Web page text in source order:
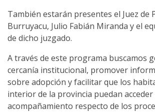
También estarán presentes el Juez de
Burruyacu, Julio Fabián Miranda y el
de dicho juzgado.
A través de este programa buscamos
cercanía institucional, promover
sobre adopción y facilitar que los
interior de la provincia puedan
acompañamiento respecto de los